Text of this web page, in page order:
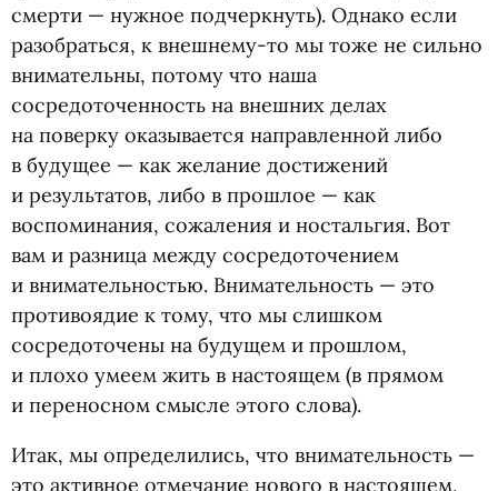
смерти — нужное подчеркнуть). Однако если
разобраться, к внешнему-то мы тоже не сильно
внимательны, потому что наша
сосредоточенность на внешних делах
на поверку оказывается направленной либо
в будущее — как желание достижений
и результатов, либо в прошлое — как
воспоминания, сожаления и ностальгия. Вот
вам и разница между сосредоточением
и внимательностью. Внимательность — это
противоядие к тому, что мы слишком
сосредоточены на будущем и прошлом,
и плохо умеем жить в настоящем (в прямом
и переносном смысле этого слова).
Итак, мы определились, что внимательность —
это активное отмечание нового в настоящем,